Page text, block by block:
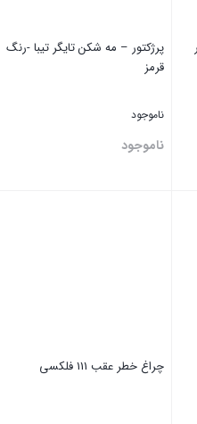
پرژکتور – مه شکن تایگر تیبا -رنگ
قرمز
ناموجود
ناموجود
چراغ خطر عقب 111 فلکسی